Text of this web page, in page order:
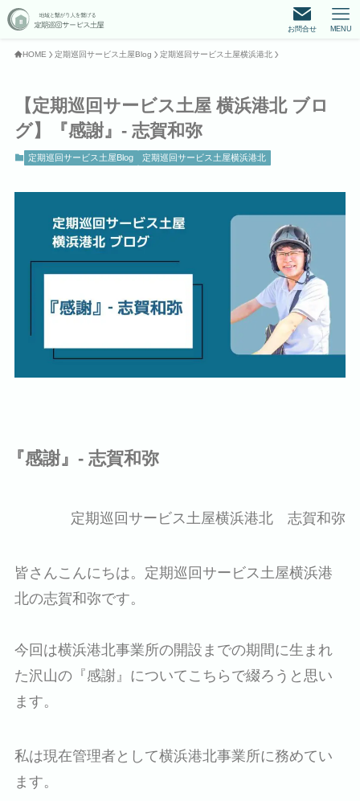
お問合せ MENU
HOME 定期巡回サービス土屋Blog 定期巡回サービス土屋横浜港北
【定期巡回サービス土屋 横浜港北 ブロ
グ】『感謝』‐ 志賀和弥
定期巡回サービス土屋Blog 定期巡回サービス土屋横浜港北
『感謝』‐ 志賀和弥
定期巡回サービス土屋横浜港北 志賀和弥
皆さんこんにちは。定期巡回サービス土屋横浜港
北の志賀和弥です。
今回は横浜港北事業所の開設までの期間に生まれ
た沢山の『感謝』についてこちらで綴ろうと思い
ます。
私は現在管理者として横浜港北事業所に務めてい
ます。